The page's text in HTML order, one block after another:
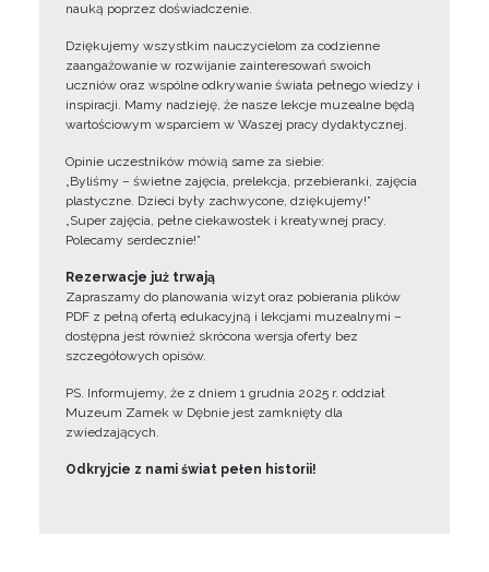
nauką poprzez doświadczenie.
Dziękujemy wszystkim nauczycielom za codzienne
zaangażowanie w rozwijanie zainteresowań swoich
uczniów oraz wspólne odkrywanie świata pełnego wiedzy i
inspiracji. Mamy nadzieję, że nasze lekcje muzealne będą
wartościowym wsparciem w Waszej pracy dydaktycznej.
Opinie uczestników mówią same za siebie:
„Byliśmy – świetne zajęcia, prelekcja, przebieranki, zajęcia
plastyczne. Dzieci były zachwycone, dziękujemy!”
„Super zajęcia, pełne ciekawostek i kreatywnej pracy.
Polecamy serdecznie!”
Rezerwacje już trwają
Zapraszamy do planowania wizyt oraz pobierania plików
PDF z pełną ofertą edukacyjną i lekcjami muzealnymi –
dostępna jest również skrócona wersja oferty bez
szczegółowych opisów.
PS. Informujemy, że z dniem 1 grudnia 2025 r. oddział
Muzeum Zamek w Dębnie jest zamknięty dla
zwiedzających.
Odkryjcie z nami świat pełen historii!